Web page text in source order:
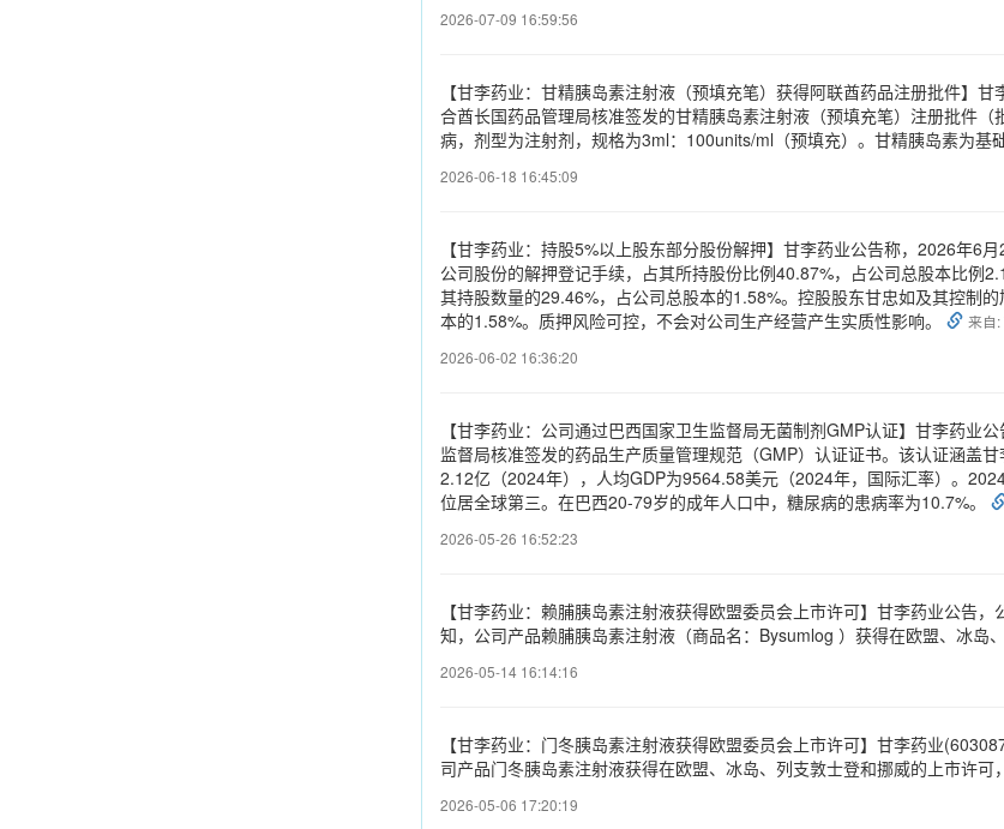
2026-07-09 16:59:56
【甘李药业：甘精胰岛素注射液（预填充笔）获得阿联酋药品注册批件】
合酋长国药品管理局核准签发的甘精胰岛素注射液（预填充笔）注册批件
病，剂型为注射剂，规格为3ml：100units/ml（预填充）。甘精胰岛素为基
2026-06-18 16:45:09
【甘李药业：持股5%以上股东部分股份解押】甘李药业公告称，2026年
公司股份的解押登记手续，占其所持股份比例40.87%，占公司总股本比例
其持股数量的29.46%，占公司总股本的1.58%。控股股东甘忠如及其控制
本的1.58%。质押风险可控，不会对公司生产经营产生实质性影响。
来自
2026-06-02 16:36:20
【甘李药业：公司通过巴西国家卫生监督局无菌制剂GMP认证】甘李药
监督局核准签发的药品生产质量管理规范（GMP）认证证书。该认证涵盖
2.12亿（2024年），人均GDP为9564.58美元（2024年，国际汇率）。
位居全球第三。在巴西20-79岁的成年人口中，糖尿病的患病率为10.7%。
2026-05-26 16:52:23
【甘李药业：赖脯胰岛素注射液获得欧盟委员会上市许可】甘李药业公告
知，公司产品赖脯胰岛素注射液（商品名：Bysumlog ）获得在欧盟、冰岛
2026-05-14 16:14:16
【甘李药业：门冬胰岛素注射液获得欧盟委员会上市许可】甘李药业
司产品门冬胰岛素注射液获得在欧盟、冰岛、列支敦士登和挪威的上市许可
2026-05-06 17:20:19